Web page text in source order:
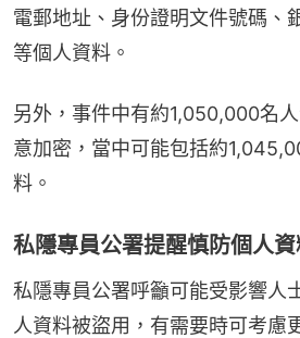
電郵地址、身份證明文件號碼、
等個人資料。
另外，事件中有約1,050,000名
意加密，當中可能包括約
料。
私隱專員公署提醒慎防個人資
私隱專員公署呼籲可能受影響人
人資料被盜用，有需要時可考慮